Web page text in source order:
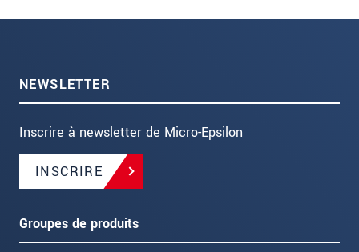
NEWSLETTER
Inscrire à newsletter de Micro-Epsilon
INSCRIRE
Groupes de produits